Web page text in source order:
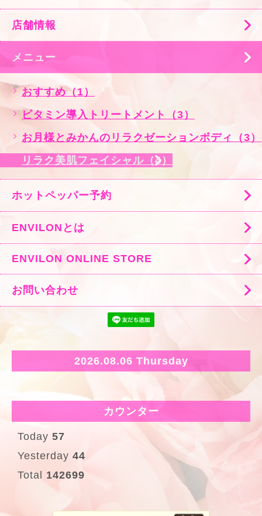
店舗情報
メニュー
おすすめ（1）
ビタミン導入トリートメント（3）
お月様とみかんのリラクゼーションボディ（3）
リラク美肌フェイシャル（4）
ホットペッパー予約
ENVILONとは
ENVILON ONLINE STORE
お問い合わせ
2026.08.06 Thursday
カウンター
Today 57
Yesterday 44
Total 142699